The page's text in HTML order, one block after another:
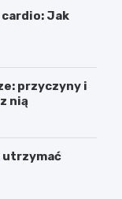
Jak
przyczyny i
nią
utrzymać